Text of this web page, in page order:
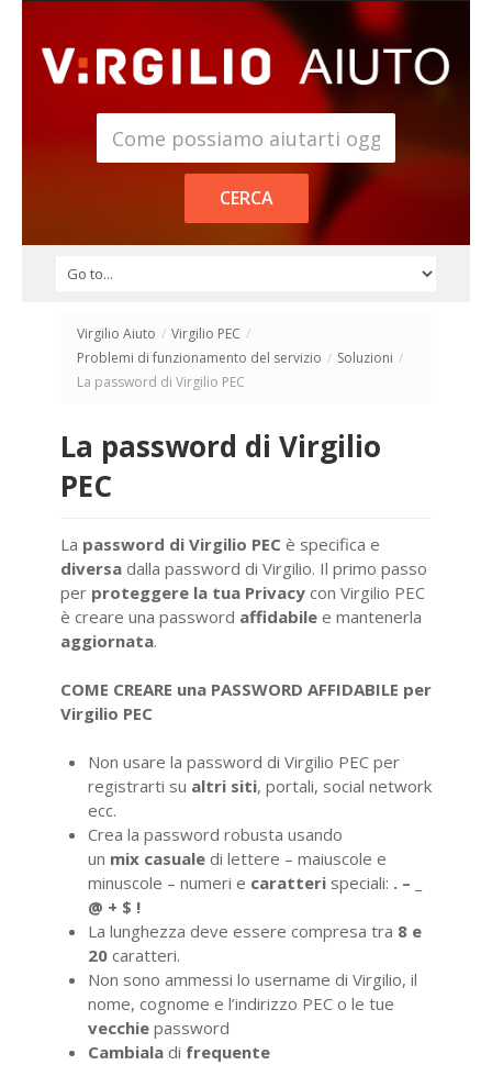
Virgilio Aiuto / Virgilio PEC /
Problemi di funzionamento del servizio / Soluzioni /
La password di Virgilio PEC
La password di Virgilio
PEC
La password di Virgilio PEC è specifica e
diversa dalla password di Virgilio. Il primo passo
per proteggere la tua Privacy con Virgilio PEC
è creare una password affidabile e mantenerla
aggiornata.
COME CREARE una PASSWORD AFFIDABILE per
Virgilio PEC
Non usare la password di Virgilio PEC per
registrarti su altri siti, portali, social network
ecc.
Crea la password robusta usando
un mix casuale di lettere – maiuscole e
minuscole – numeri e caratteri speciali: . – _
@ + $ !
La lunghezza deve essere compresa tra 8 e
20 caratteri.
Non sono ammessi lo username di Virgilio, il
nome, cognome e l’indirizzo PEC o le tue
vecchie password
Cambiala di frequente